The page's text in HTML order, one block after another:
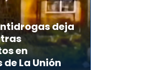
deja
en
La Unión